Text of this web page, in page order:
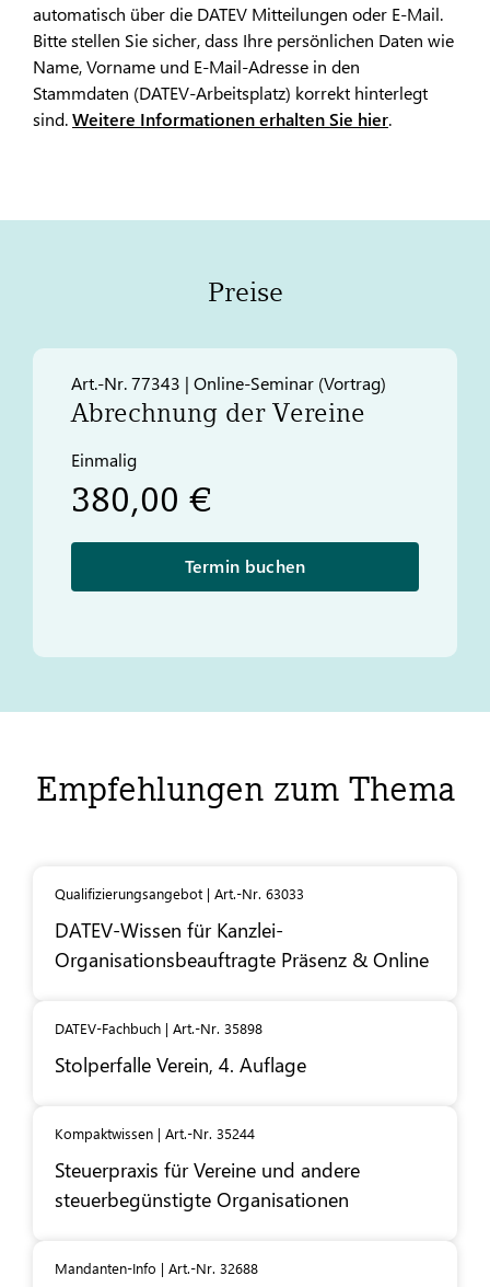
automatisch über die DATEV Mitteilungen oder E-Mail.
Bitte stellen Sie sicher, dass Ihre persönlichen Daten wie
Name, Vorname und E-Mail-Adresse in den
Stammdaten (DATEV-Arbeitsplatz) korrekt hinterlegt
sind.Weitere Informationen erhalten Sie hier.
Preise
Art.-Nr. 77343 | Online-Seminar (Vortrag)​
Abrechnung der Vereine
Einmalig
380,00 €
Termin buchen
Empfehlungen zum Thema
Qualifizierungsangebot | Art.-Nr. 63033
DATEV-Wissen für Kanzlei-
Organisationsbeauftragte Präsenz & Online
DATEV-Fachbuch | Art.-Nr. 35898
Stolperfalle Verein, 4. Auflage
Kompaktwissen | Art.-Nr. 35244
Steuerpraxis für Vereine und andere
steuerbegünstigte Organisationen
Mandanten-Info | Art.-Nr. 32688